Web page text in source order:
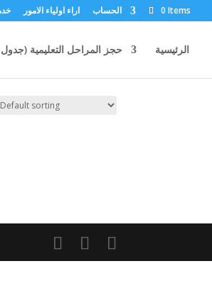
اراء اولياء الامور الحساب 0 Items
حجز المراحل التعليمية الرئيسية